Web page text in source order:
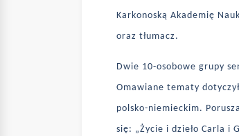
Karkonoską Akademię
oraz tłumacz.
Dwie 10-osobowe grupy
Omawiane tematy
polsko-niemieckim.
się: „Życie i dzieło Carla i